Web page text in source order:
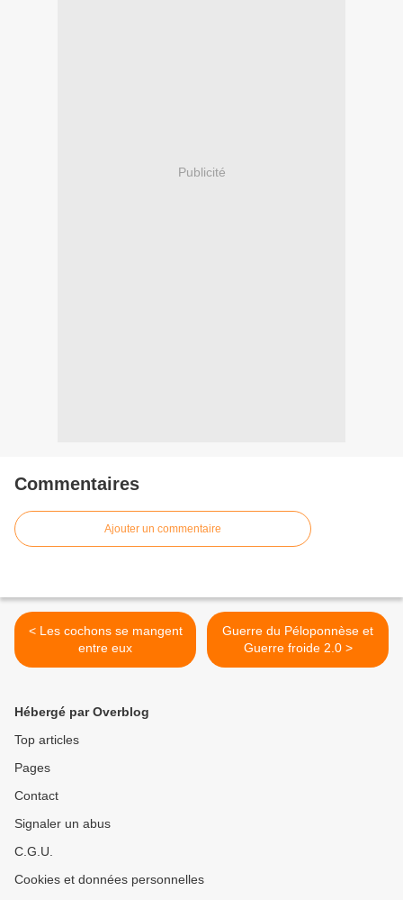
Publicité
Commentaires
Ajouter un commentaire
< Les cochons se mangent
entre eux
Guerre du Péloponnèse et
Guerre froide 2.0 >
Hébergé par Overblog
Top articles
Pages
Contact
Signaler un abus
C.G.U.
Cookies et données personnelles